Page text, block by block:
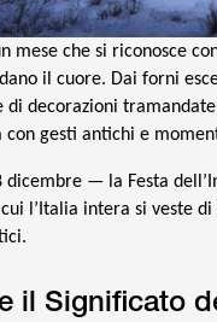
mese che si riconosce
il cuore. Dai forni
di decorazioni
gesti antichi e
dicembre — la Festa
l’Italia intera si veste
il Significato